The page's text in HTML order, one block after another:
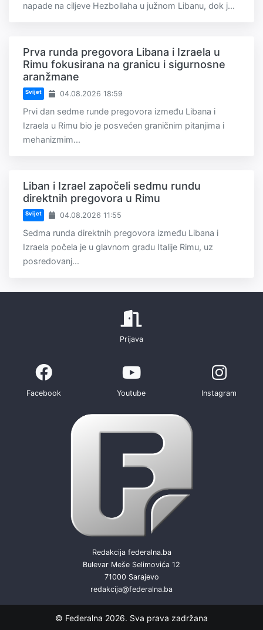
napade na ciljeve Hezbollaha u južnom Libanu, dok j...
Prva runda pregovora Libana i Izraela u
Rimu fokusirana na granicu i sigurnosne
aranžmane
Svijet 04.08.2026 18:59
Prvi dan sedme runde pregovora između Libana i
Izraela u Rimu bio je posvećen graničnim pitanjima i
mehanizmim...
Liban i Izrael započeli sedmu rundu
direktnih pregovora u Rimu
Svijet 04.08.2026 11:55
Sedma runda direktnih pregovora između Libana i
Izraela počela je u glavnom gradu Italije Rimu, uz
posredovanj...
Prijava
Facebook Youtube Instagram
Redakcija federalna.ba
Bulevar Meše Selimovića 12
71000 Sarajevo
redakcija@federalna.ba
© Federalna 2026. Sva prava zadržana